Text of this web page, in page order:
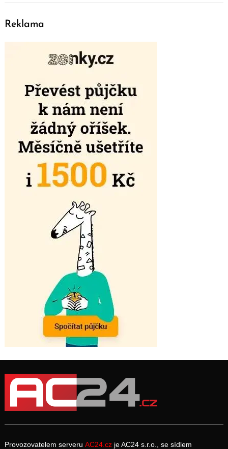
Reklama
Provozovatelem serveru AC24.cz je AC24 s.r.o., se sídlem